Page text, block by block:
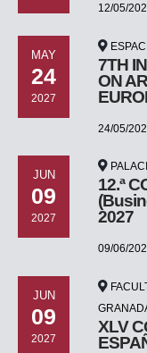
12/05/
MAY
24
2027
7TH
ON
24/05/
JUN
09
2027
12.ª
2027
09/06/
JUN
09
2027
XLV